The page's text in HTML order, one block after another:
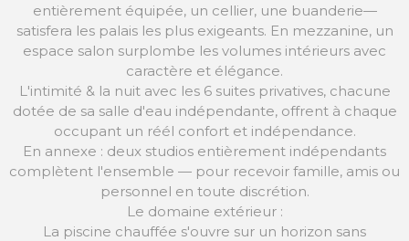
entièrement équipée, un cellier, une buanderie—
satisfera les palais les plus exigeants. En mezzanine, un
espace salon surplombe les volumes intérieurs avec
caractère et élégance.
L'intimité & la nuit avec les 6 suites privatives, chacune
dotée de sa salle d'eau indépendante, offrent à chaque
occupant un réél confort et indépendance.
En annexe : deux studios entièrement indépendants
complètent l'ensemble — pour recevoir famille, amis ou
personnel en toute discrétion.
Le domaine extérieur :
La piscine chauffée s'ouvre sur un horizon sans